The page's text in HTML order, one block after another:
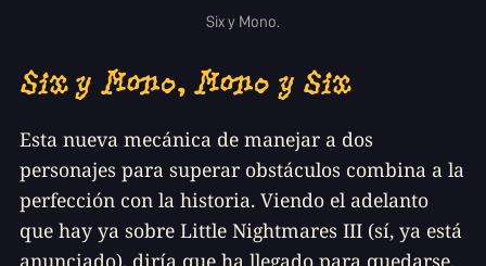
Six y Mono.
Six y Mono, Mono y Six
Esta nueva mecánica de manejar a dos
personajes para superar obstáculos combina a la
perfección con la historia. Viendo el adelanto
que hay ya sobre Little Nightmares III (sí, ya está
anunciado), diría que ha llegado para quedarse.